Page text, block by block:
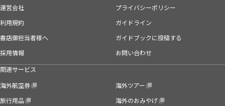
運営会社
プライバシーポリシー
利用規約
ガイドライン
書店御担当者様へ
ガイドブックに投稿する
採用情報
お問い合わせ
関連サービス
海外航空券
海外ツアー
旅行用品
海外のおみやげ